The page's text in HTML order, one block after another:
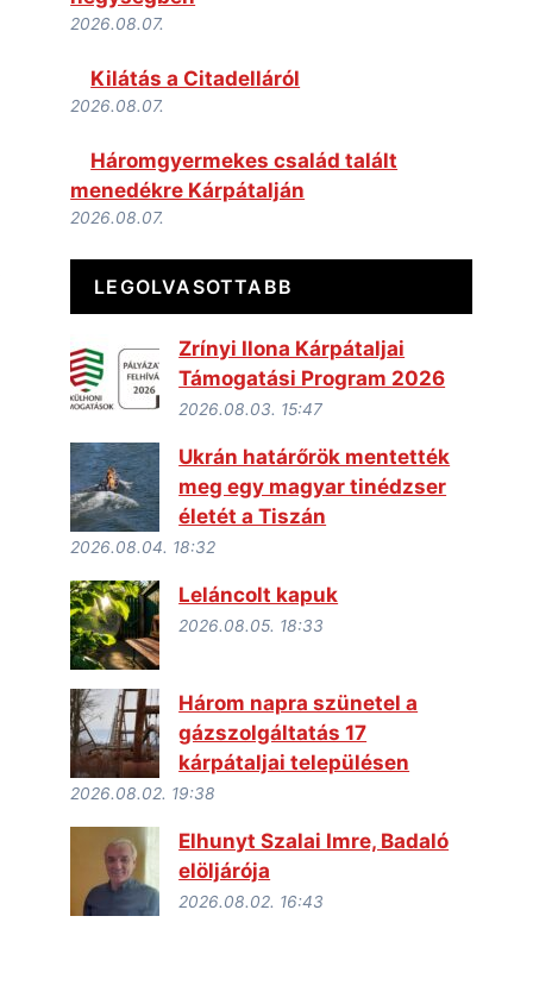
2026.08.07.
Kilátás a Citadelláról
2026.08.07.
Háromgyermekes család talált
menedékre Kárpátalján
2026.08.07.
LEGOLVASOTTABB
Zrínyi Ilona Kárpátaljai
Támogatási Program 2026
2026.08.03. 15:47
Ukrán határőrök mentették
meg egy magyar tinédzser
életét a Tiszán
2026.08.04. 18:32
Leláncolt kapuk
2026.08.05. 18:33
Három napra szünetel a
gázszolgáltatás 17
kárpátaljai településen
2026.08.02. 19:38
Elhunyt Szalai Imre, Badaló
elöljárója
2026.08.02. 16:43